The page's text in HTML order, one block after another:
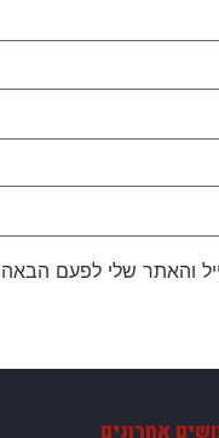
והאתר שלי לפעם
אחרונים